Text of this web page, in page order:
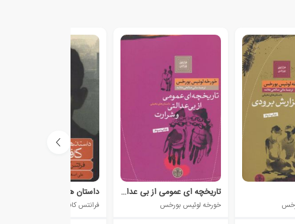
تاریخچه ای عمومی از بی عدالتی و شرارت
خورخه لوئیس بورخس
داستان های کوتاه کافکا
فرانتس کافکا